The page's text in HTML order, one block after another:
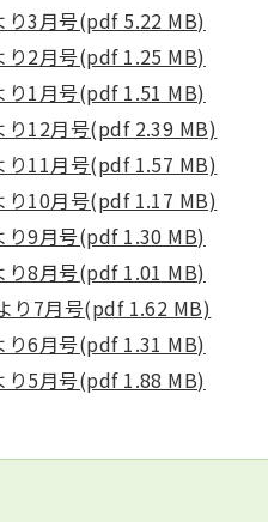
り3月号(pdf 5.22 MB)
り2月号(pdf 1.25 MB)
り1月号(pdf 1.51 MB)
り12月号(pdf 2.39 MB)
り11月号(pdf 1.57 MB)
り10月号(pdf 1.17 MB)
り9月号(pdf 1.30 MB)
り8月号(pdf 1.01 MB)
り7月号(pdf 1.62 MB)
り6月号(pdf 1.31 MB)
り5月号(pdf 1.88 MB)